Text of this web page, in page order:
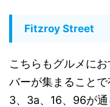
Fitzroy Street
こちらもグルメに
バーが集まること
3、3a、16、96が